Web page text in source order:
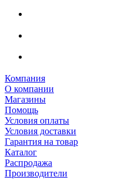
Компания
О компании
Магазины
Помощь
Условия оплаты
Условия доставки
Гарантия на товар
Каталог
Распродажа
Производители